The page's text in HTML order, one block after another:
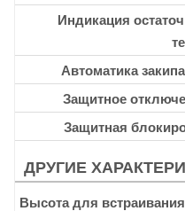
Индикация
Автоматика
Защитное
Защитная
ДРУГИЕ
Высота для